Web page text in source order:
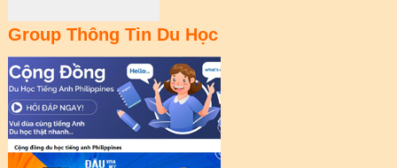
Group Thông Tin Du Học